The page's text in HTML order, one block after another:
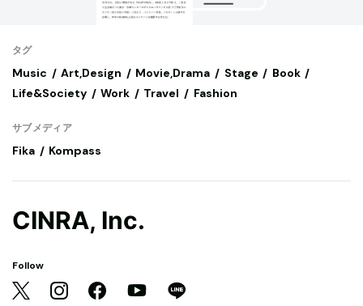
タグ
Music Art,Design Movie,Drama Stage
Book
Life&Society
Work Travel Fashion
サブメディア
Fika Kompass
CINRA, Inc.
Follow